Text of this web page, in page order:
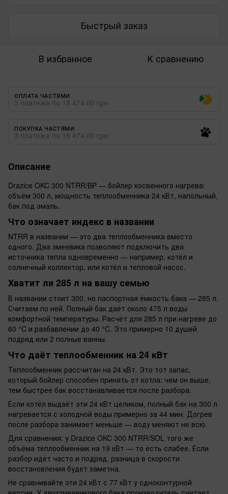
Быстрый заказ
В избранное К сравнению
ОПЛАТА ЧАСТЯМИ
3 платежа по 18 474.00 грн
ПОКУПКА ЧАСТЯМИ
3 платежа по 18 474.00 грн
Описание
Drazice OKC 300 NTRR/BP — бойлер косвенного нагрева:
объём 300 л, мощность теплообменника 24 кВт, напольный,
бак под эмаль.
Что означает индекс в названии
NTRR в названии — это два теплообменника вместо
одного. Два змеевика позволяют подключить два
источника тепла одновременно — например, котёл и
солнечный коллектор, или котёл и тепловой насос.
Хватит ли 285 л на вашу семью
В названии стоит 300, но паспортная ёмкость бака — 285 л.
Считаем по ней. Полный бак даёт около 475 л воды
комфортной температуры. Расчёт для 285 л при нагреве до
60 °C и разбавлении до 40 °C. Это примерно 10 душей
подряд или 2 полные ванны.
Что даёт теплообменник на 24 кВт
Теплообменник рассчитан на 24 кВт. Это тот запас,
который бойлер способен принять от котла: чем он выше,
тем быстрее бак восстанавливается после разбора.
Если котёл выдаёт эти 24 кВт целиком, полный бак на 300 л
нагревается с холодной воды примерно за 44 мин. Догрев
после разбора занимает меньше — воду меняют не всю.
Для сравнения: у Drazice OKC 300 NTRR/SOL того же
объёма теплообменник на 19 кВт — то есть слабее. Если
разбор идёт часто и подряд, разница в скорости
восстановления будет заметна.
Не сравнивайте эти 24 кВт с 77 кВт у одноконтурной